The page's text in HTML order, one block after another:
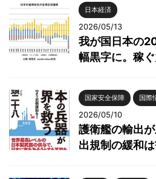
日本経済
2026/05/13
我が国日本の
幅黒字に。稼
国家安全保障 国際
2026/05/10
護衛艦の輸出
出規制の緩和